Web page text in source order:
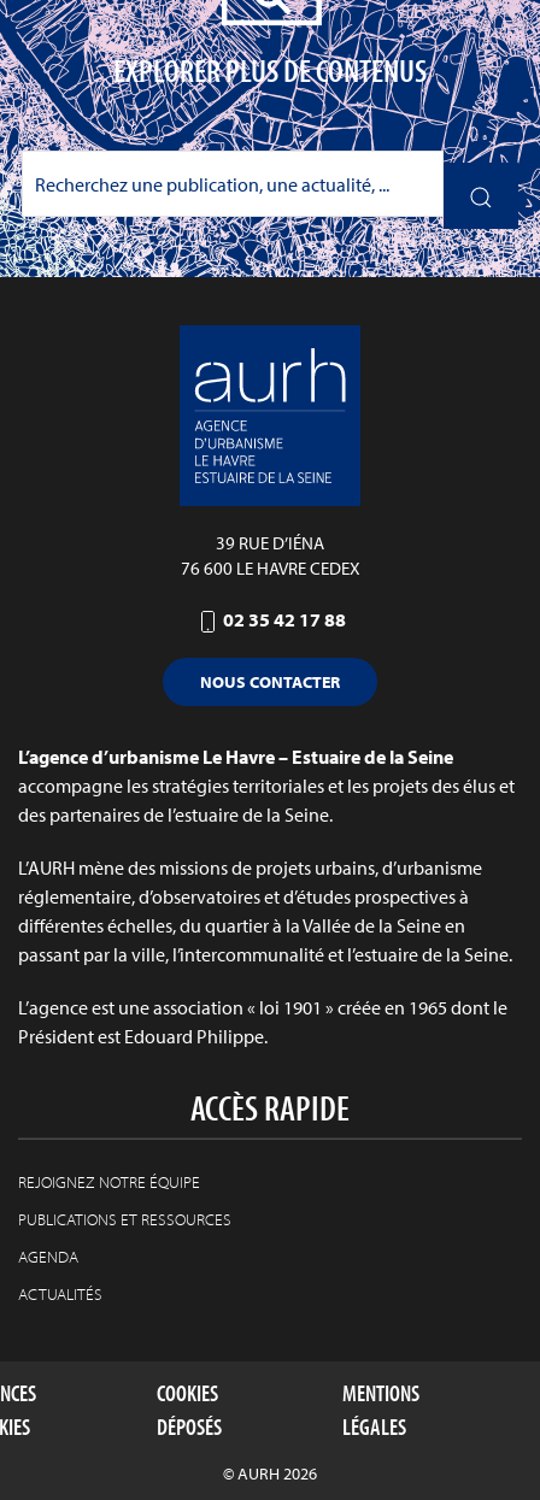
EXPLORER PLUS DE CONTENUS
39 RUE D’IÉNA
76 600 LE HAVRE CEDEX
02 35 42 17 88
NOUS CONTACTER
L’agence d’urbanisme Le Havre – Estuaire de la Seine
accompagne les stratégies territoriales et les projets des élus et
des partenaires de l’estuaire de la Seine.
L’AURH mène des missions de projets urbains, d’urbanisme
réglementaire, d’observatoires et d’études prospectives à
différentes échelles, du quartier à la Vallée de la Seine en
passant par la ville, l’intercommunalité et l’estuaire de la Seine.
L’agence est une association « loi 1901 » créée en 1965 dont le
Président est Edouard Philippe.
ACCÈS RAPIDE
REJOIGNEZ NOTRE ÉQUIPE
PUBLICATIONS ET RESSOURCES
AGENDA
ACTUALITÉS
COOKIES
DÉPOSÉS
MENTIONS
LÉGALES
© AURH 2026